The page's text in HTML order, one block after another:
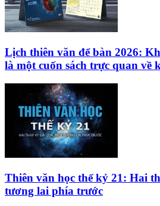
Lịch thiên văn để bàn 2026:
là một cuốn sách trực quan về
Thiên văn học thế kỷ 21: Hai
tương lai phía trước